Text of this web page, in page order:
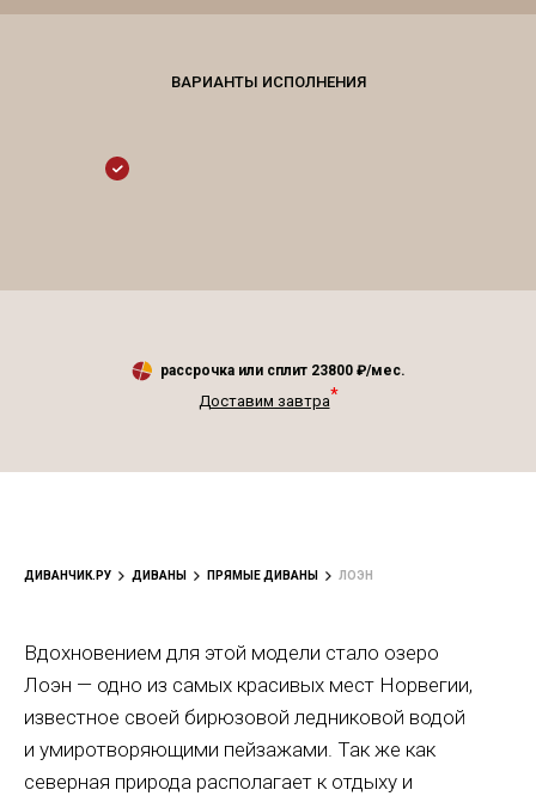
рассрочка или сплит 23800 ₽/мес.
Доставим завтра*
ДИВАНЧИК.РУ ДИВАНЫ ПРЯМЫЕ ДИВАНЫ ЛОЭН
Вдохновением для этой модели стало озеро
Лоэн — одно из самых красивых мест Норвегии,
известное своей бирюзовой ледниковой водой
и умиротворяющими пейзажами. Так же как
северная природа располагает к отдыху и